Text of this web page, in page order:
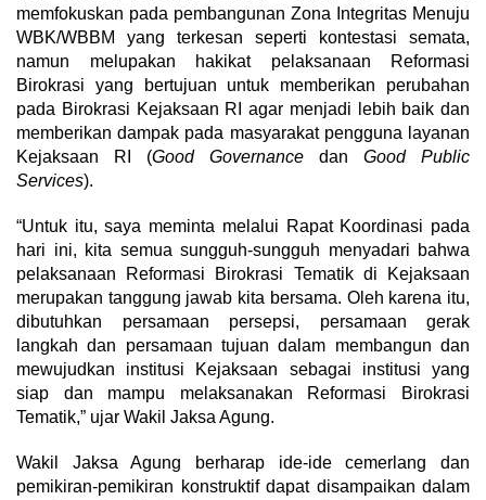
memfokuskan pada pembangunan Zona Integritas Menuju
WBK/WBBM yang terkesan seperti kontestasi semata,
namun melupakan hakikat pelaksanaan Reformasi
Birokrasi yang bertujuan untuk memberikan perubahan
pada Birokrasi Kejaksaan RI agar menjadi lebih baik dan
memberikan dampak pada masyarakat pengguna layanan
Kejaksaan RI (Good Governance dan Good Public
Services).
“Untuk itu, saya meminta melalui Rapat Koordinasi pada
hari ini, kita semua sungguh-sungguh menyadari bahwa
pelaksanaan Reformasi Birokrasi Tematik di Kejaksaan
merupakan tanggung jawab kita bersama. Oleh karena itu,
dibutuhkan persamaan persepsi, persamaan gerak
langkah dan persamaan tujuan dalam membangun dan
mewujudkan institusi Kejaksaan sebagai institusi yang
siap dan mampu melaksanakan Reformasi Birokrasi
Tematik,” ujar Wakil Jaksa Agung.
Wakil Jaksa Agung berharap ide-ide cemerlang dan
pemikiran-pemikiran konstruktif dapat disampaikan dalam